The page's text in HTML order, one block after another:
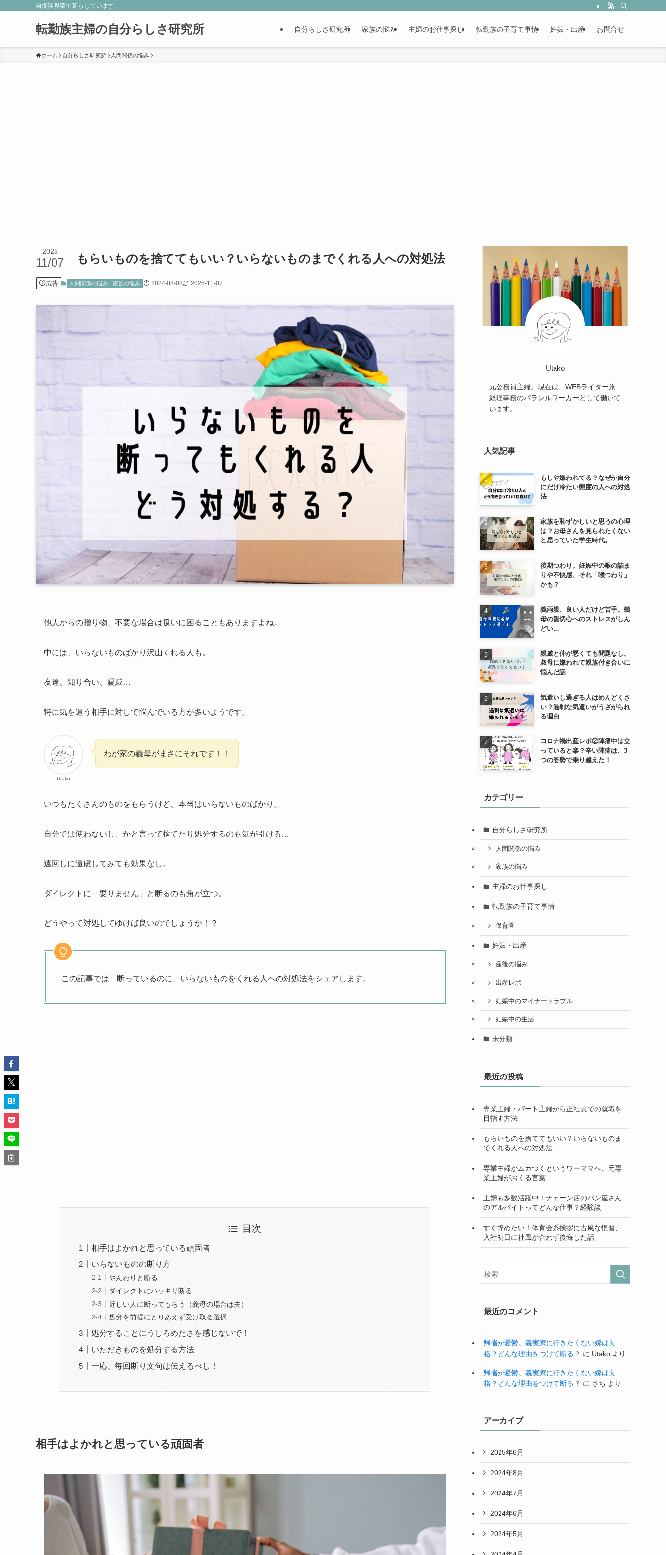
自衛隊界隈で暮らしています。
転勤族主婦の自分らしさ研究所 自分らしさ研究所 家族の悩み 主婦のお仕事探し 転勤族の子育て事情 妊娠・出産 お問合せ
ホーム 自分らしさ研究所 人間関係の悩み
もらいものを捨ててもいい？いらないものまでくれる人への対処法
2025
11/07
広告 人間関係の悩み 家族の悩み 2024-08-08 2025-11-07
他人からの贈り物、不要な場合は扱いに困ることもありますよね。
中には、いらないものばかり沢山くれる人も。
友達、知り合い、親戚…
特に気を遣う相手に対して悩んでいる方が多いようです。
Utako
わが家の義母がまさにそれです！！
いつもたくさんのものをもらうけど、本当はいらないものばかり。
自分では使わないし、かと言って捨てたり処分するのも気が引ける…
遠回しに遠慮してみても効果なし。
ダイレクトに「要りません」と断るのも角が立つ。
どうやって対処してゆけば良いのでしょうか！？
この記事では、断っているのに、いらないものをくれる人への対処法をシェアします。
目次
相手はよかれと思っている頑固者
いらないものの断り方
やんわりと断る
ダイレクトにハッキリ断る
近しい人に断ってもらう（義母の場合は夫）
処分を前提にとりあえず受け取る選択
処分することにうしろめたさを感じないで！
いただきものを処分する方法
一応、毎回断り文句は伝えるべし！！
相手はよかれと思っている頑固者
Utako
元公務員主婦。現在は、WEBライター兼
経理事務のパラレルワーカーとして働いて
います。
人気記事
もしや嫌われてる？なぜか自分
にだけ冷たい態度の人への対処
法
家族を恥ずかしいと思うの心理
は？お母さんを見られたくない
と思っていた学生時代。
後期つわり。妊娠中の喉の詰ま
りや不快感、それ「喉つわり」
かも？
義両親、良い人だけど苦手。義
母の親切心へのストレスがしん
どい…
親戚と仲が悪くても問題なし。
叔母に嫌われて親族付き合いに
悩んだ話
気遣いし過ぎる人はめんどくさ
い？過剰な気遣いがうざがられ
る理由
コロナ禍出産レポ②陣痛中は立
っていると楽？辛い陣痛は、3
つの姿勢で乗り越えた！
カテゴリー
自分らしさ研究所
人間関係の悩み
家族の悩み
主婦のお仕事探し
転勤族の子育て事情
保育園
妊娠・出産
産後の悩み
出産レポ
妊娠中のマイナートラブル
妊娠中の生活
未分類
最近の投稿
専業主婦・パート主婦から正社員での就職を
目指す方法
もらいものを捨ててもいい？いらないものま
でくれる人への対処法
専業主婦がムカつくというワーママへ、元専
業主婦がおくる言葉
主婦も多数活躍中！チェーン店のパン屋さん
のアルバイトってどんな仕事？経験談
すぐ辞めたい！体育会系挨拶に古風な慣習、
入社初日に社風が合わず後悔した話
最近のコメント
帰省が憂鬱。義実家に行きたくない嫁は失
格？どんな理由をつけて断る？ に Utako より
帰省が憂鬱。義実家に行きたくない嫁は失
格？どんな理由をつけて断る？ に さち より
アーカイブ
2025年6月
2024年8月
2024年7月
2024年6月
2024年5月